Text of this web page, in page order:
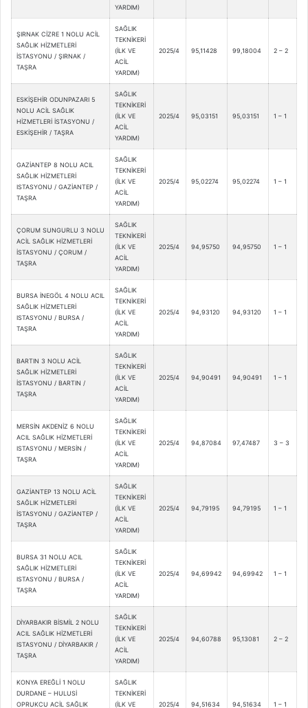
YARDIM)
ŞIRNAK CİZRE 1 NOLU ACİL
SAĞLIK HİZMETLERİ
İSTASYONU / ŞIRNAK /
TAŞRA
SAĞLIK
TEKNİKERİ
(İLK VE
ACİL
YARDIM)
2025/4 95,11428 99,18004 2 – 2
ESKİŞEHİR ODUNPAZARI 5
NOLU ACİL SAĞLIK
HİZMETLERİ İSTASYONU /
ESKİŞEHİR / TAŞRA
SAĞLIK
TEKNİKERİ
(İLK VE
ACİL
YARDIM)
2025/4 95,03151 95,03151 1 – 1
GAZİANTEP 8 NOLU ACIL
SAĞLIK HİZMETLERİ
ISTASYONU / GAZİANTEP /
TAŞRA
SAĞLIK
TEKNİKERİ
(İLK VE
ACİL
YARDIM)
2025/4 95,02274 95,02274 1 – 1
ÇORUM SUNGURLU 3 NOLU
ACİL SAĞLIK HİZMETLERİ
İSTASYONU / ÇORUM /
TAŞRA
SAĞLIK
TEKNİKERİ
(İLK VE
ACİL
YARDIM)
2025/4 94,95750 94,95750 1 – 1
BURSA İNEGÖL 4 NOLU ACIL
SAĞLIK HİZMETLERİ
ISTASYONU / BURSA /
TAŞRA
SAĞLIK
TEKNİKERİ
(İLK VE
ACİL
YARDIM)
2025/4 94,93120 94,93120 1 – 1
BARTIN 3 NOLU ACİL
SAĞLIK HİZMETLERİ
İSTASYONU / BARTIN /
TAŞRA
SAĞLIK
TEKNİKERİ
(İLK VE
ACİL
YARDIM)
2025/4 94,90491 94,90491 1 – 1
MERSİN AKDENİZ 6 NOLU
ACIL SAĞLIK HİZMETLERİ
ISTASYONU / MERSİN /
TAŞRA
SAĞLIK
TEKNİKERİ
(İLK VE
ACİL
YARDIM)
2025/4 94,87084 97,47487 3 – 3
GAZİANTEP 13 NOLU ACİL
SAĞLIK HİZMETLERİ
İSTASYONU / GAZİANTEP /
TAŞRA
SAĞLIK
TEKNİKERİ
(İLK VE
ACİL
YARDIM)
2025/4 94,79195 94,79195 1 – 1
BURSA 31 NOLU ACIL
SAĞLIK HİZMETLERİ
ISTASYONU / BURSA /
TAŞRA
SAĞLIK
TEKNİKERİ
(İLK VE
ACİL
YARDIM)
2025/4 94,69942 94,69942 1 – 1
DİYARBAKIR BİSMİL 2 NOLU
ACIL SAĞLIK HİZMETLERİ
ISTASYONU / DİYARBAKIR /
TAŞRA
SAĞLIK
TEKNİKERİ
(İLK VE
ACİL
YARDIM)
2025/4 94,60788 95,13081 2 – 2
KONYA EREĞLİ 1 NOLU
DURDANE – HULUSİ
OPRUKCU ACİL SAĞLIK
SAĞLIK
TEKNİKERİ
(İLK VE
2025/4 94,51634 94,51634 1 – 1